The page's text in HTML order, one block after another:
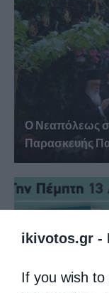
ikivotos.gr -
If you wish
Ο Νεαπόλεως
Παρασκευής